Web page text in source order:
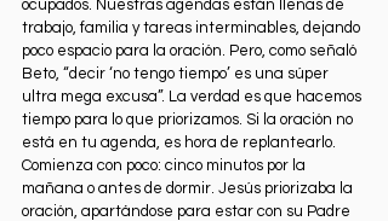
ocupados. Nuestras agendas están llenas de
trabajo, familia y tareas interminables, dejando
poco espacio para la oración. Pero, como señaló
Beto, “decir ‘no tengo tiempo’ es una súper
ultra mega excusa”. La verdad es que hacemos
tiempo para lo que priorizamos. Si la oración no
está en tu agenda, es hora de replantearlo.
Comienza con poco: cinco minutos por la
mañana o antes de dormir. Jesús priorizaba la
oración, apartándose para estar con su Padre